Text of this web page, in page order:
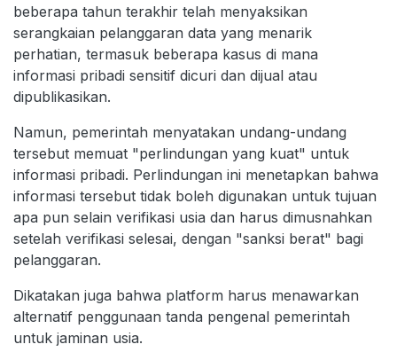
beberapa tahun terakhir telah menyaksikan
serangkaian pelanggaran data yang menarik
perhatian, termasuk beberapa kasus di mana
informasi pribadi sensitif dicuri dan dijual atau
dipublikasikan.
Namun, pemerintah menyatakan undang-undang
tersebut memuat "perlindungan yang kuat" untuk
informasi pribadi. Perlindungan ini menetapkan bahwa
informasi tersebut tidak boleh digunakan untuk tujuan
apa pun selain verifikasi usia dan harus dimusnahkan
setelah verifikasi selesai, dengan "sanksi berat" bagi
pelanggaran.
Dikatakan juga bahwa platform harus menawarkan
alternatif penggunaan tanda pengenal pemerintah
untuk jaminan usia.